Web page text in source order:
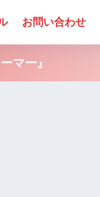
お問い合わせ
マー』